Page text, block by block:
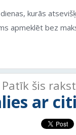
kurās
apmeklēt bez
Patīk šis
ar